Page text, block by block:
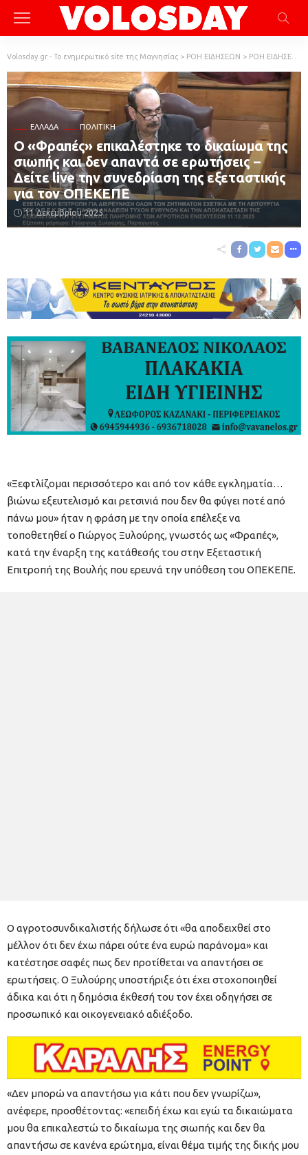
Volosday.gr - Το ενημερωτικό site της Μαγνησίας > ΡΟΗ ΕΙΔΗΣΕΩΝ > ΡΟΗ ΕΙΔΗΣΕΩΝ
ΕΛΛΆΔΑ ΠΟΛΙΤΙΚΗ
Ο «Φραπές» επικαλέστηκε το δικαίωμα της
σιωπής και δεν απαντά σε ερωτήσεις –
Δείτε live την συνεδρίαση της εξεταστικής
για τον ΟΠΕΚΕΠΕ
11 Δεκεμβρίου 2025
«Ξεφτλίζομαι περισσότερο και από τον κάθε εγκληματία…
βιώνω εξευτελισμό και ρετσινιά που δεν θα φύγει ποτέ από
πάνω μου» ήταν η φράση με την οποία επέλεξε να
τοποθετηθεί ο Γιώργος Ξυλούρης, γνωστός ως «Φραπές»,
κατά την έναρξη της κατάθεσής του στην Εξεταστική
Επιτροπή της Βουλής που ερευνά την υπόθεση του ΟΠΕΚΕΠΕ.
Ο αγροτοσυνδικαλιστής δήλωσε ότι «θα αποδειχθεί στο
μέλλον ότι δεν έχω πάρει ούτε ένα ευρώ παράνομα» και
κατέστησε σαφές πως δεν προτίθεται να απαντήσει σε
ερωτήσεις. Ο Ξυλούρης υποστήριξε ότι έχει στοχοποιηθεί
άδικα και ότι η δημόσια έκθεσή του τον έχει οδηγήσει σε
προσωπικό και οικογενειακό αδιέξοδο.
«Δεν μπορώ να απαντήσω για κάτι που δεν γνωρίζω»,
ανέφερε, προσθέτοντας: «επειδή έχω και εγώ τα δικαιώματα
μου θα επικαλεστώ το δικαίωμα της σιωπής και δεν θα
απαντήσω σε κανένα ερώτημα, είναι θέμα τιμής της δικής μου